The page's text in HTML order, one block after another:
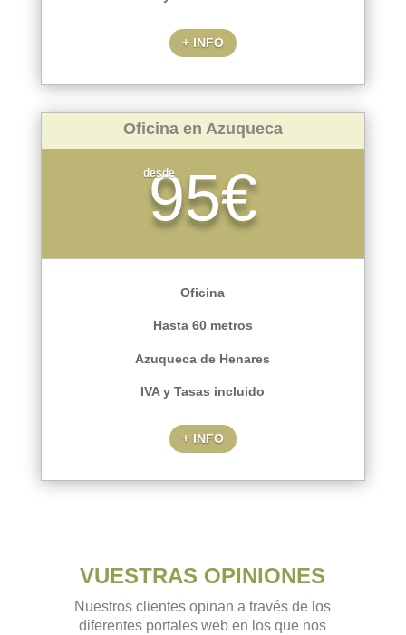
+ INFO
Oficina en Azuqueca
desde
95€
Oficina
Hasta 60 metros
Azuqueca de Henares
IVA y Tasas incluido
+ INFO
VUESTRAS OPINIONES
Nuestros clientes opinan a través de los
diferentes portales web en los que nos